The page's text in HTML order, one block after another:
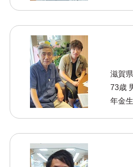
滋賀
73歳
年金